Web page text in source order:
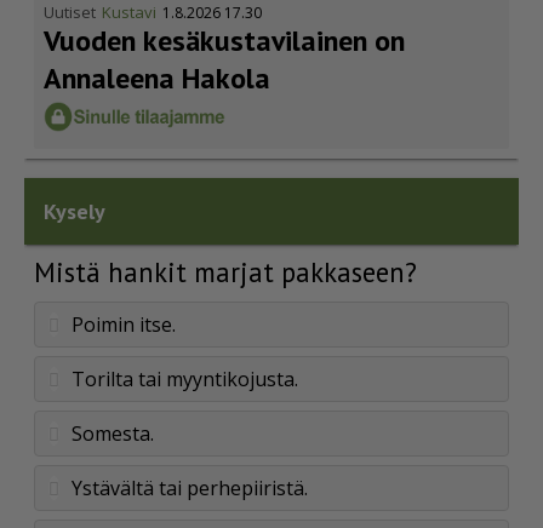
Uutiset Kustavi 1.8.2026 17.30
Vuoden kesäkus­ta­vi­lainen on
Annaleena Hakola
Kysely
Mistä hankit marjat pakkaseen?
Poimin itse.
Torilta tai myyntikojusta.
Somesta.
Ystävältä tai perhepiiristä.